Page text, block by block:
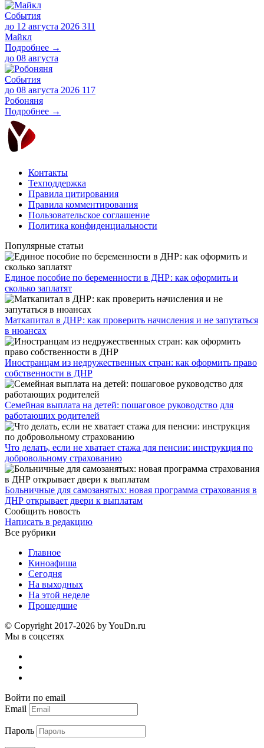
События
до 12 августа 2026 311
Майкл
Подробнее →
до 08 августа
События
до 08 августа 2026 117
Робоняня
Подробнее →
Контакты
Техподдержка
Правила цитирования
Правила комментирования
Пользовательское соглашение
Политика конфиденциальности
Популярные статьи
Единое пособие по беременности в ДНР: как оформить и
сколько заплатят
​Маткапитал в ДНР: как проверить начисления и не запутаться
в нюансах
Иностранцам из недружественных стран: как оформить право
собственности в ДНР
Семейная выплата на детей: пошаговое руководство для
работающих родителей
Что делать, если не хватает стажа для пенсии: инструкция по
добровольному страхованию
Больничные для самозанятых: новая программа страхования в
ДНР открывает двери к выплатам
Сообщить новость
Написать в редакцию
Все рубрики
Главное
Киноафиша
Сегодня
На выходных
На этой неделе
Прошедшие
© Copyright 2017-2026 by YouDn.ru
Мы в соцсетях
Войти по email
Email
Пароль